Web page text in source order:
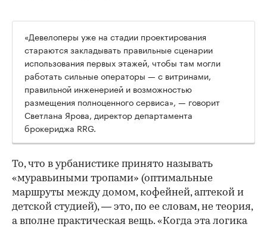
00:00
«Девелоперы уже на стадии проектирования
стараются закладывать правильные сценарии
использования первых этажей, чтобы там могли
работать сильные операторы — с витринами,
правильной инженерией и возможностью
размещения полноценного сервиса», — говорит
Светлана Ярова, директор департамента
брокериджа RRG.
То, что в урбанистике принято называть
«муравьиными тропами» (оптимальные
маршруты между домом, кофейней, аптекой и
детской студией), — это, по ее словам, не теория,
а вполне практическая вещь. «Когда эта логика